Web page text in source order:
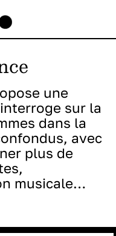
une
sur la
dans la
avec
plus de
musicale…